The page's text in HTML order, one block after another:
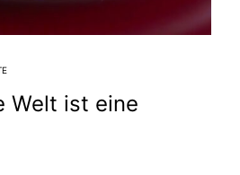
Welt ist eine